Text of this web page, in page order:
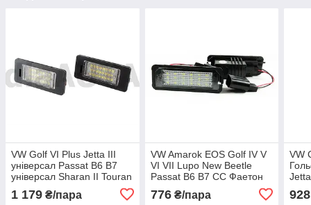
VW Golf VI Plus Jetta III
універсал Passat B6 B7
універсал Sharan II Touran
лампи
1 179 ₴/пара
VW Amarok EOS Golf IV V
VI VII Lupo New Beetle
Passat B6 B7 CC Фаетон
світлодіодні лампи
776₴/пара
VW
928